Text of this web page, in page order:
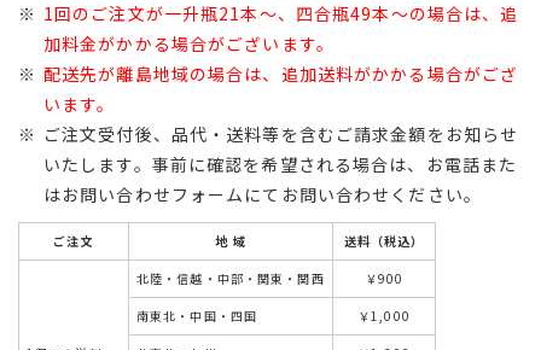
1回のご注文が一升瓶21本～、四合瓶49本～の場合は、追
加料金がかかる場合がございます。
配送先が離島地域の場合は、追加送料がかかる場合がござ
います。
ご注文受付後、品代・送料等を含むご請求金額をお知らせ
いたします。事前に確認を希望される場合は、お電話また
はお問い合わせフォームにてお問い合わせください。
ご注文 地 域 送料（税込）
北陸・信越・中部・関東・関西 ￥900
南東北・中国・四国 ￥1,000